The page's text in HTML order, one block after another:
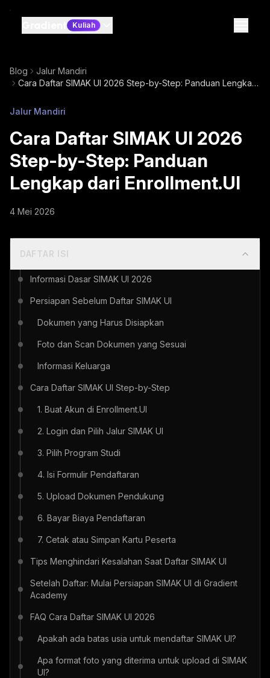
Kuliah
Blog
Jalur Mandiri
Cara Daftar SIMAK UI 2026 Step-by-Step: Panduan Lengkap
Jalur Mandiri
Cara Daftar SIMAK UI 2026
Step-by-Step: Panduan
Lengkap dari Enrollment.UI
4 Mei 2026
DAFTAR ISI
Informasi Dasar SIMAK UI 2026
Persiapan Sebelum Daftar SIMAK UI
Dokumen yang Harus Disiapkan
Foto dan Scan Dokumen yang Sesuai
Informasi Keluarga
Cara Daftar SIMAK UI Step-by-Step
1. Buat Akun di Enrollment.UI
2. Login dan Pilih Jalur SIMAK UI
3. Pilih Program Studi
4. Isi Formulir Pendaftaran
5. Upload Dokumen Pendukung
6. Bayar Biaya Pendaftaran
7. Cetak atau Simpan Kartu Peserta
Tips Menghindari Kesalahan Saat Daftar SIMAK UI
Setelah Daftar: Mulai Persiapan SIMAK UI di Gradient
Academy
FAQ Cara Daftar SIMAK UI 2026
Apakah ada batas usia untuk mendaftar SIMAK UI?
Apa format foto yang diterima untuk upload di SIMAK
UI?